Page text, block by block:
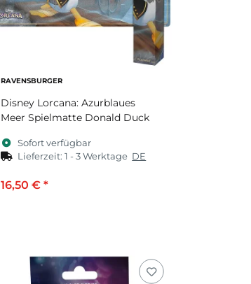
RAVENSBURGER
Disney Lorcana: Azurblaues
Meer Spielmatte Donald Duck
Sofort verfügbar
Lieferzeit:1 - 3 Werktage DE
16,50 € *